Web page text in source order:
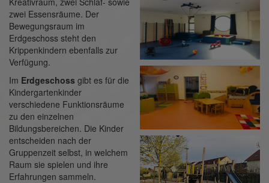
zwei Essensräume. Der
Bewegungsraum im
Erdgeschoss steht den
Krippenkindern ebenfalls zur
Verfügung.
Im Erdgeschoss gibt es für die
Kindergartenkinder
verschiedene Funktionsräume
zu den einzelnen
Bildungsbereichen. Die Kinder
entscheiden nach der
Gruppenzeit selbst, in welchem
Raum sie spielen und ihre
Erfahrungen sammeln.